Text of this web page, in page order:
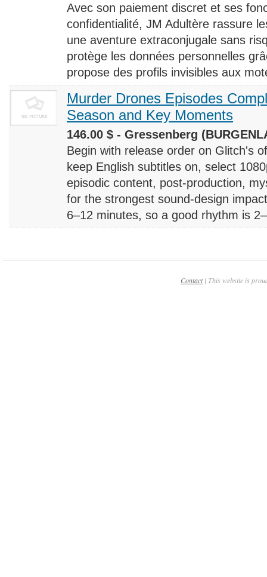
Avec son paiement discret et ses
confidentialité, JM Adultère rassure
une aventure extraconjugale sans
protège les données personnelles
propose des profils invisibles aux
Murder Drones Episodes
Season and Key Moments
146.00 $ - Gressenberg
Begin with release order on Glitch's
keep English subtitles on, select
episodic content, post-production,
for the strongest sound-design
6–12 minutes, so a good rhythm is
Contact| This website is